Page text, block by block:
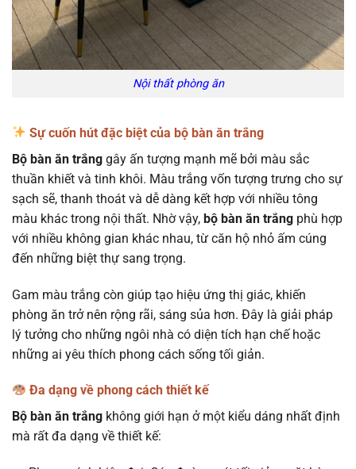
Nội thất phòng ăn
Sự cuốn hút đặc biệt của bộ bàn ăn trắng
Bộ bàn ăn trắng gây ấn tượng mạnh mẽ bởi màu sắc
thuần khiết và tinh khôi. Màu trắng vốn tượng trưng cho sự
sạch sẽ, thanh thoát và dễ dàng kết hợp với nhiều tông
màu khác trong nội thất. Nhờ vậy, bộ bàn ăn trắng phù hợp
với nhiều không gian khác nhau, từ căn hộ nhỏ ấm cúng
đến những biệt thự sang trọng.
Gam màu trắng còn giúp tạo hiệu ứng thị giác, khiến
phòng ăn trở nên rộng rãi, sáng sủa hơn. Đây là giải pháp
lý tưởng cho những ngôi nhà có diện tích hạn chế hoặc
những ai yêu thích phong cách sống tối giản.
Đa dạng về phong cách thiết kế
Bộ bàn ăn trắng không giới hạn ở một kiểu dáng nhất định
mà rất đa dạng về thiết kế: